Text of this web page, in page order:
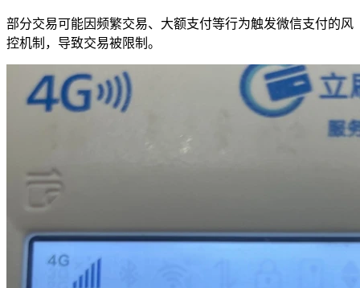
部分交易可能因频繁交易、大额支付等行为触发微信支付的风
控机制，导致交易被限制。